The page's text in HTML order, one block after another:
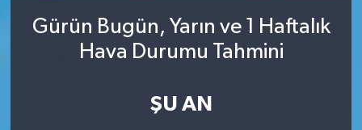
Gürün Bugün, Yarın ve 1 Haftalık
Hava Durumu Tahmini
ŞU AN